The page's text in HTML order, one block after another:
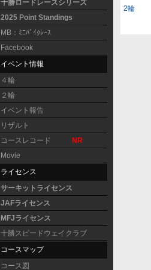
十勝ロードレースシリーズ
2025 Point Standings
MB：ﾐﾆﾊﾞｲｸﾚｰｽ
Facebook
イベント情報
４輪
２輪
イベント報告
リザルト
コースレコード
NR
Movie
ライセンス
サーキットライセンス
JAFライセンス
MFJライセンス
十勝スピードウェイクラブ
コースマップ
コース図
2輪